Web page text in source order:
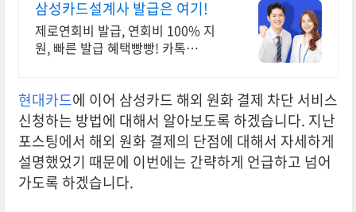
삼성카드설계사 발급은 여기!
제로연회비 발급, 연회비 100% 지
원, 빠른 발급 혜택빵빵! 카톡
현대카드에 이어 삼성카드 해외 원화 결제 차단 서비스
신청하는 방법에 대해서 알아보도록 하겠습니다. 지난
포스팅에서 해외 원화 결제의 단점에 대해서 자세하게
설명했었기 때문에 이번에는 간략하게 언급하고 넘어
가도록 하겠습니다.